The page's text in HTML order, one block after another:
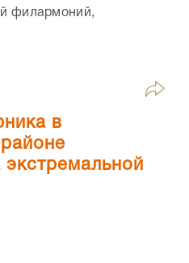
филармоний,
в
экстремальной